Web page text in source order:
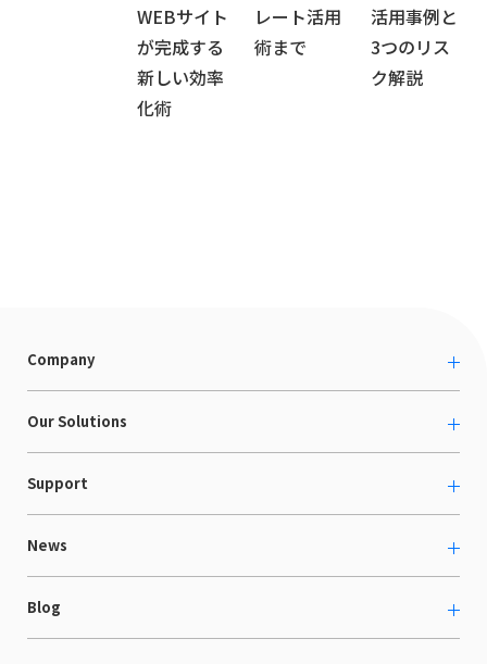
WEBサイト
が完成する
新しい効率
化術
レート活用
術まで
活用事例と
3つのリス
ク解説
Company
About us
カルチャー
採用情報
Our Solutions
越境ECコンサルティング
Shopee支援
LaunchCart
海外向けホームページ制作
Support
お役立ち資料
セミナー情報
News
プレスリリース
イベント
Blog